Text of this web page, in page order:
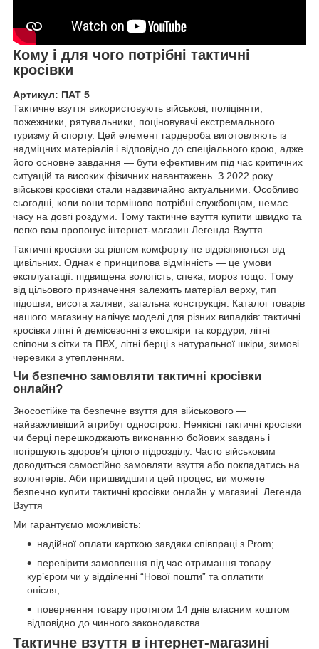
Кому і для чого потрібні тактичні
кросівки
Артикул: ПАТ 5
Тактичне взуття використовують військові, поліціянти,
пожежники, рятувальники, поціновувачі екстремального
туризму й спорту. Цей елемент гардероба виготовляють із
надміцних матеріалів і відповідно до спеціального крою, адже
його основне завдання — бути ефективним під час критичних
ситуацій та високих фізичних навантажень. З 2022 року
військові кросівки стали надзвичайно актуальними. Особливо
сьогодні, коли вони терміново потрібні службовцям, немає
часу на довгі роздуми. Тому тактичне взуття купити швидко та
легко вам пропонує інтернет-магазин Легенда Взуття
Тактичні кросівки за рівнем комфорту не відрізняються від
цивільних. Однак є принципова відмінність — це умови
експлуатації: підвищена вологість, спека, мороз тощо. Тому
від цільового призначення залежить матеріал верху, тип
підошви, висота халяви, загальна конструкція. Каталог товарів
нашого магазину налічує моделі для різних випадків: тактичні
кросівки літні й демісезонні з екошкіри та кордури, літні
сліпони з сітки та ПВХ, літні берці з натуральної шкіри, зимові
черевики з утепленням.
Чи безпечно замовляти тактичні кросівки
онлайн?
Зносостійке та безпечне взуття для військового —
найважливіший атрибут однострою. Неякісні тактичні кросівки
чи берці перешкоджають виконанню бойових завдань і
погіршують здоров’я цілого підрозділу. Часто військовим
доводиться самостійно замовляти взуття або покладатись на
волонтерів. Аби пришвидшити цей процес, ви можете
безпечно купити тактичні кросівки онлайн у магазині Легенда
Взуття
Ми гарантуємо можливість:
надійної оплати карткою завдяки співпраці з Prom;
перевірити замовлення під час отримання товару
кур’єром чи у відділенні “Нової пошти” та оплатити
опісля;
повернення товару протягом 14 днів власним коштом
відповідно до чинного законодавства.
Тактичне взуття в інтернет-магазині